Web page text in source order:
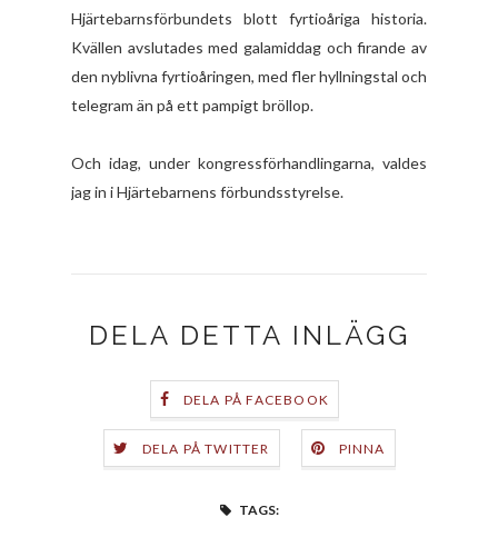
Hjärtebarnsförbundets blott fyrtioåriga historia.
Kvällen avslutades med galamiddag och firande av
den nyblivna fyrtioåringen, med fler hyllningstal och
telegram än på ett pampigt bröllop.
Och idag, under kongressförhandlingarna, valdes
jag in i Hjärtebarnens förbundsstyrelse.
DELA DETTA INLÄGG
DELA PÅ FACEBOOK
DELA PÅ TWITTER PINNA
TAGS: